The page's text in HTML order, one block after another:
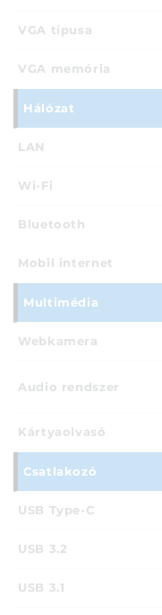
VGA típusa
VGA memória
Hálózat
LAN
Wi-Fi
Bluetooth
Mobil internet
Multimédia
Webkamera
Audio rendszer
Kártyaolvasó
Csatlakozó
USB Type-C
USB 3.2
USB 3.1